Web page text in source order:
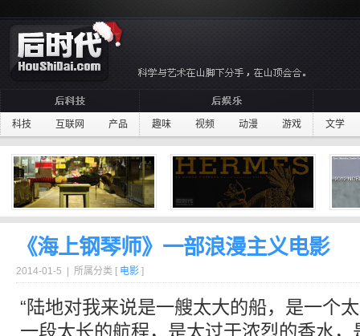
科技 互联网 产品 趣味 视频 动漫 游戏 文学
《海上钢琴师》一部浪漫主义电影
2014-01-5 | 所属分类 [ 电影 ]
“陆地对我来说是一艘太大的船，是一个
一段太长的航程，是太过于浓烈的香水